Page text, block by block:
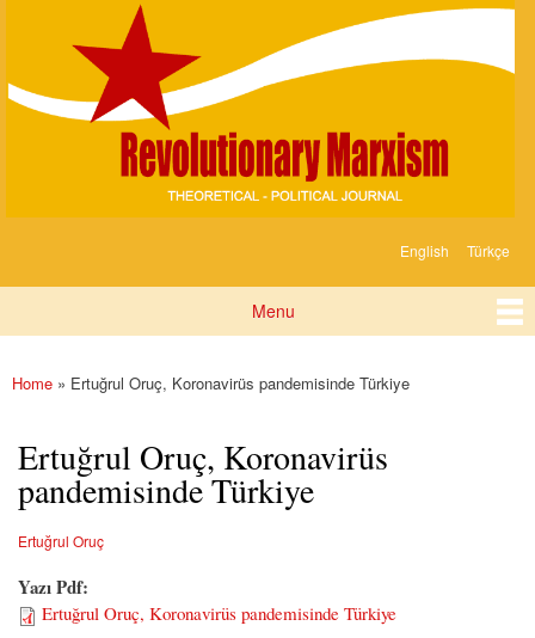
content
Marksizm
English Türkçe
Menu
You are here
Home » Ertuğrul Oruç, Koronavirüs pandemisinde Türkiye
Ertuğrul Oruç, Koronavirüs
pandemisinde Türkiye
Ertuğrul Oruç
Yazı Pdf:
Ertuğrul Oruç, Koronavirüs pandemisinde Türkiye